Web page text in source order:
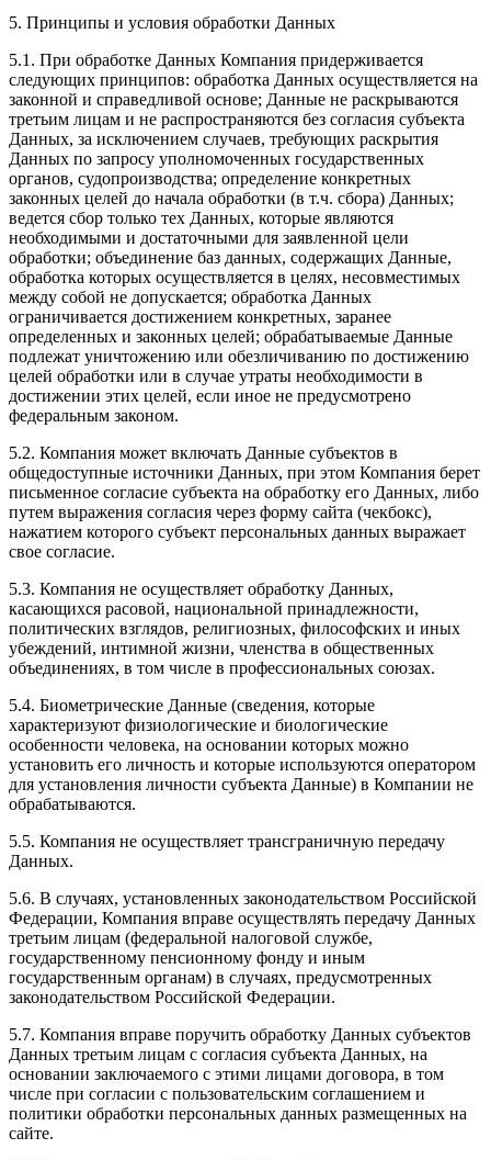
5. Принципы и условия обработки Данных
5.1. При обработке Данных Компания придерживается
следующих принципов: обработка Данных осуществляется на
законной и справедливой основе; Данные не раскрываются
третьим лицам и не распространяются без согласия субъекта
Данных, за исключением случаев, требующих раскрытия
Данных по запросу уполномоченных государственных
органов, судопроизводства; определение конкретных
законных целей до начала обработки (в т.ч. сбора) Данных;
ведется сбор только тех Данных, которые являются
необходимыми и достаточными для заявленной цели
обработки; объединение баз данных, содержащих Данные,
обработка которых осуществляется в целях, несовместимых
между собой не допускается; обработка Данных
ограничивается достижением конкретных, заранее
определенных и законных целей; обрабатываемые Данные
подлежат уничтожению или обезличиванию по достижению
целей обработки или в случае утраты необходимости в
достижении этих целей, если иное не предусмотрено
федеральным законом.
5.2. Компания может включать Данные субъектов в
общедоступные источники Данных, при этом Компания берет
письменное согласие субъекта на обработку его Данных, либо
путем выражения согласия через форму сайта (чекбокс),
нажатием которого субъект персональных данных выражает
свое согласие.
5.3. Компания не осуществляет обработку Данных,
касающихся расовой, национальной принадлежности,
политических взглядов, религиозных, философских и иных
убеждений, интимной жизни, членства в общественных
объединениях, в том числе в профессиональных союзах.
5.4. Биометрические Данные (сведения, которые
характеризуют физиологические и биологические
особенности человека, на основании которых можно
установить его личность и которые используются оператором
для установления личности субъекта Данные) в Компании не
обрабатываются.
5.5. Компания не осуществляет трансграничную передачу
Данных.
5.6. В случаях, установленных законодательством Российской
Федерации, Компания вправе осуществлять передачу Данных
третьим лицам (федеральной налоговой службе,
государственному пенсионному фонду и иным
государственным органам) в случаях, предусмотренных
законодательством Российской Федерации.
5.7. Компания вправе поручить обработку Данных субъектов
Данных третьим лицам с согласия субъекта Данных, на
основании заключаемого с этими лицами договора, в том
числе при согласии с пользовательским соглашением и
политики обработки персональных данных размещенных на
сайте.